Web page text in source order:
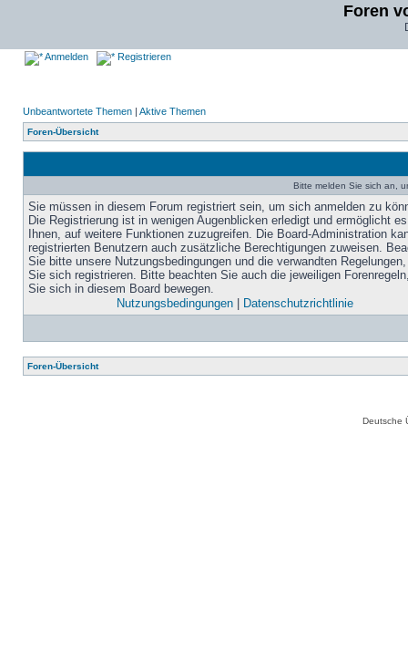
Foren
Anmelden Registrieren
Unbeantwortete Themen | Aktive Themen
Foren-Übersicht
Bitte melden Sie sich an,
Sie müssen in diesem Forum registriert sein, um sich anmelden zu
Die Registrierung ist in wenigen Augenblicken erledigt und ermöglicht es
Ihnen, auf weitere Funktionen zuzugreifen. Die Board-Administration
registrierten Benutzern auch zusätzliche Berechtigungen zuweisen.
Sie bitte unsere Nutzungsbedingungen und die verwandten
Sie sich registrieren. Bitte beachten Sie auch die jeweiligen
Sie sich in diesem Board bewegen.
Nutzungsbedingungen| Datenschutzrichtlinie
Foren-Übersicht
Deutsche